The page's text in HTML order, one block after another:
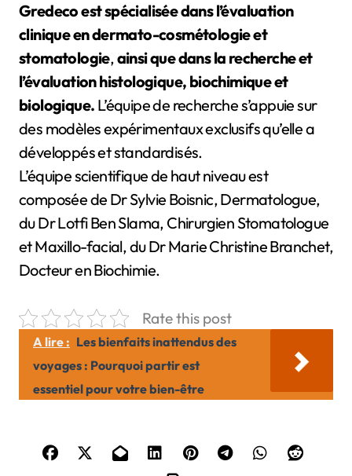
Gredeco est spécialisée dans l’évaluation
clinique en dermato-cosmétologie et
stomatologie,ainsi que dans la recherche et
l’évaluation histologique, biochimique et
biologique. L’équipe de recherche s’appuie sur
des modèles expérimentaux exclusifs qu’elle a
développés et standardisés.
L’équipe scientifique de haut niveau est
composée de Dr Sylvie Boisnic, Dermatologue,
du Dr Lotfi Ben Slama, Chirurgien Stomatologue
et Maxillo-facial, du Dr Marie Christine Branchet,
Docteur en Biochimie.
Rate this post
A lire : Les bienfaits inattendus des
voyages : Pourquoi partir est
essentiel pour votre bien-être